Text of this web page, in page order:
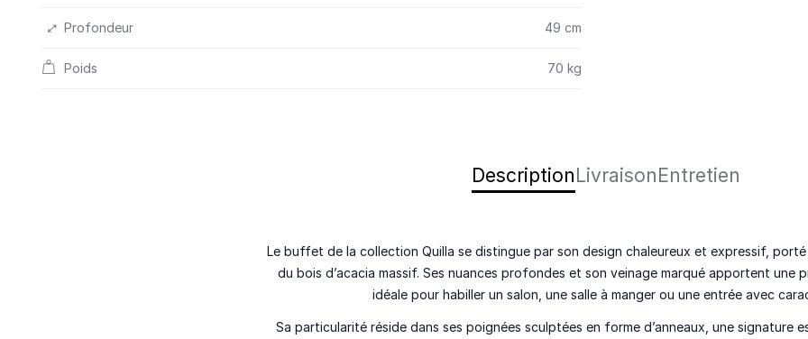
Profondeur 49 cm
Poids 70 kg
DescriptionLivraisonEntretien
Le buffet de la collection Quilla se distingue par son design chaleureux et expressif,
du bois d’acacia massif. Ses nuances profondes et son veinage marqué apportent une
idéale pour habiller un salon, une salle à manger ou une entrée avec
Sa particularité réside dans ses poignées sculptées en forme d’anneaux, une signature